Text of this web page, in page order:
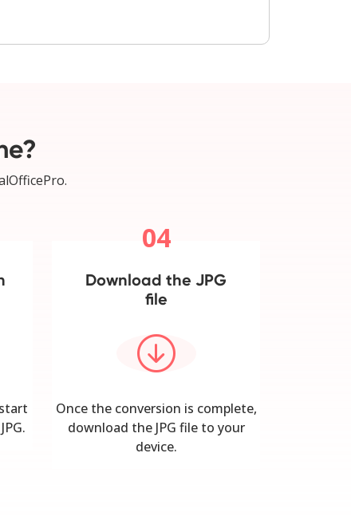
04
Download the JPG
file
Once the conversion is complete,
download the JPG file to your
device.